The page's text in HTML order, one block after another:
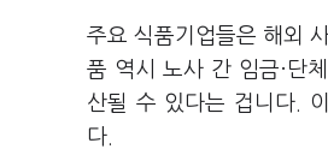
주요 식품기업들은 해외
품 역시 노사 간 임금·단
산될 수 있다는 겁니다.
다.